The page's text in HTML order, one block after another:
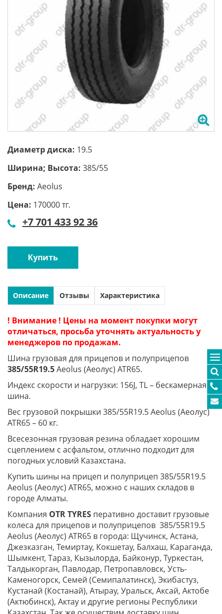
Диаметр диска: 19.5
Ширина; Высота: 385/55
Бренд: Aeolus
Цена: 170000 тг.
+7 701 433 92 36
Купить
Описание Отзывы Характеристика
! Внимание ! Цены на момент покупки могут
отличаться, просьба уточнять актуальность у
менеджеров по продажам.
Шина грузовая для прицепов и полуприцепов
385/55R19.5Aeolus (Аеолус) ATR65.
Индекс скорости и нагрузки: 156J, TL – бескамерная
шина.
Вес грузовой покрышки 385/55R19.5 Aeolus (Аеолус)
ATR65 – 60 кг.
Всесезонная грузовая резина обладает хорошим
сцеплением с асфальтом, отлично подходит для
погодных условий Казахстана.
Купить шины на прицеп и полуприцеп 385/55R19.5
Aeolus (Аеолус) ATR65, можно с наших складов в
городе Алматы.
Компания OTR TYRES перативно доставит грузовые
колеса для прицепов и полуприцепов 385/55R19.5
Aeolus (Аеолус) ATR65 в города: Щучинск, Астана,
Джезказган, Темиртау, Кокшетау, Балхаш, Караганда,
Шымкент, Тараз, Кызылорда, Байконур, Туркестан,
Талдыкорган, Павлодар, Петропавловск, Усть-
Каменогорск, Семей (Семипалатинск), Экибастуз,
Кустанай (Костанай), Атырау, Уральск, Аксай, Актобе
(Актюбинск), Актау и другие регионы Республики